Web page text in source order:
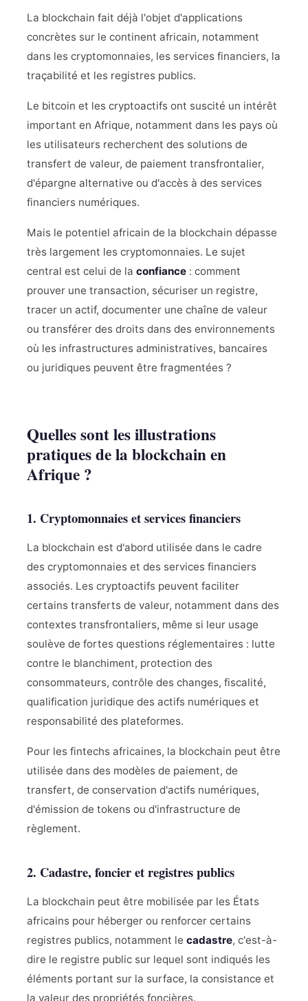
La blockchain fait déjà l'objet d'applications
concrètes sur le continent africain, notamment
dans les cryptomonnaies, les services financiers, la
traçabilité et les registres publics.
Le bitcoin et les cryptoactifs ont suscité un intérêt
important en Afrique, notamment dans les pays où
les utilisateurs recherchent des solutions de
transfert de valeur, de paiement transfrontalier,
d'épargne alternative ou d'accès à des services
financiers numériques.
Mais le potentiel africain de la blockchain dépasse
très largement les cryptomonnaies. Le sujet
central est celui de la confiance : comment
prouver une transaction, sécuriser un registre,
tracer un actif, documenter une chaîne de valeur
ou transférer des droits dans des environnements
où les infrastructures administratives, bancaires
ou juridiques peuvent être fragmentées ?
Quelles sont les illustrations
pratiques de la blockchain en
Afrique ?
1. Cryptomonnaies et services financiers
La blockchain est d'abord utilisée dans le cadre
des cryptomonnaies et des services financiers
associés. Les cryptoactifs peuvent faciliter
certains transferts de valeur, notamment dans des
contextes transfrontaliers, même si leur usage
soulève de fortes questions réglementaires : lutte
contre le blanchiment, protection des
consommateurs, contrôle des changes, fiscalité,
qualification juridique des actifs numériques et
responsabilité des plateformes.
Pour les fintechs africaines, la blockchain peut être
utilisée dans des modèles de paiement, de
transfert, de conservation d'actifs numériques,
d'émission de tokens ou d'infrastructure de
règlement.
2. Cadastre, foncier et registres publics
La blockchain peut être mobilisée par les États
africains pour héberger ou renforcer certains
registres publics, notamment le cadastre, c'est-à-
dire le registre public sur lequel sont indiqués les
éléments portant sur la surface, la consistance et
la valeur des propriétés foncières.